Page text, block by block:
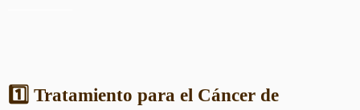
1️⃣ Tratamiento para el Cáncer de